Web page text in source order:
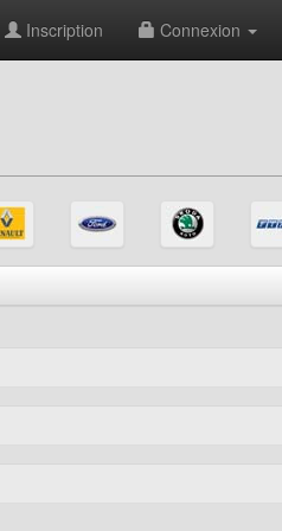
Inscription Connexion